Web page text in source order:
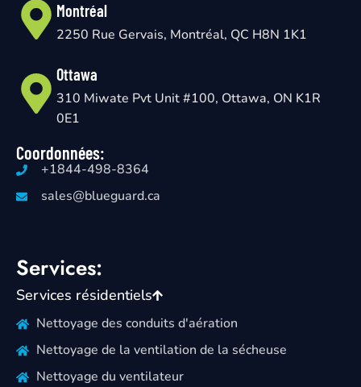
Montréal
2250 Rue Gervais, Montréal, QC H8N 1K1
Ottawa
310 Miwate Pvt Unit #100, Ottawa, ON K1R
0E1
Coordonnées:
+1844-498-8364
sales@blueguard.ca
Services:
Services résidentiels
Nettoyage des conduits d'aération
Nettoyage de la ventilation de la sécheuse
Nettoyage du ventilateur